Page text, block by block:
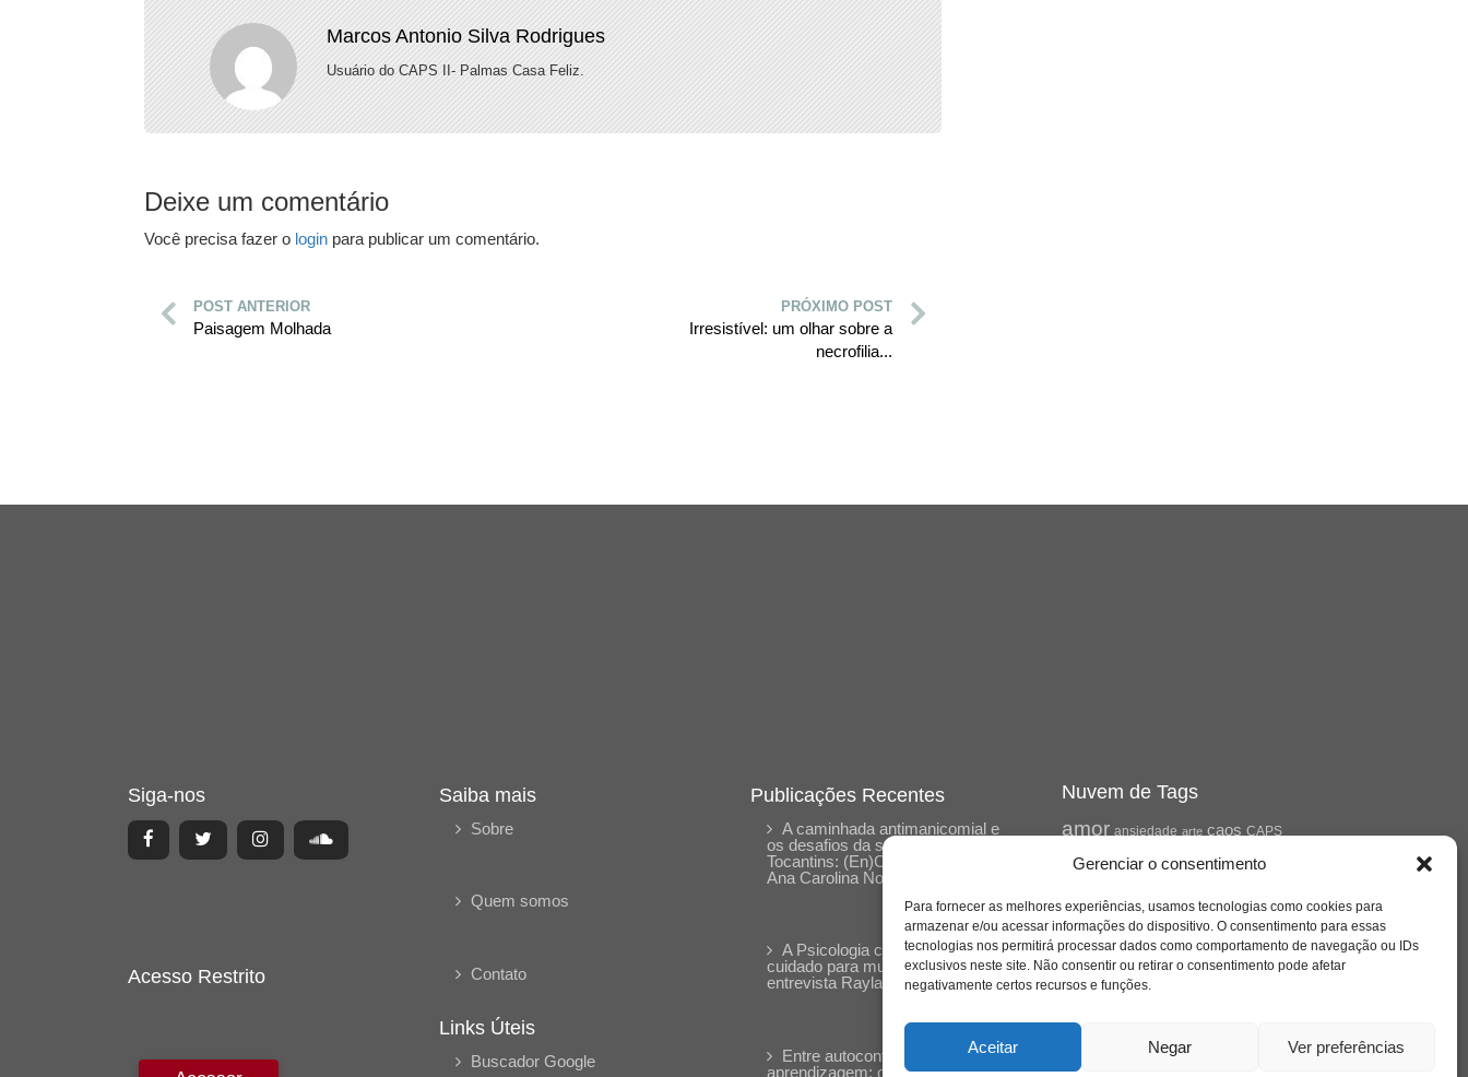
Gerenciar o consentimento
Para fornecer as melhores experiências, usamos tecnologias como cookies para
armazenar e/ou acessar informações do dispositivo. O consentimento para essas
tecnologias nos permitirá processar dados como comportamento de navegação ou IDs
exclusivos neste site. Não consentir ou retirar o consentimento pode afetar
negativamente certos recursos e funções.
Aceitar Negar Ver preferências
Marcos Antonio Silva Rodrigues
Usuário do CAPS II- Palmas Casa Feliz.
Deixe um comentário
Você precisa fazer o login para publicar um comentário.
POST ANTERIOR
Paisagem Molhada
PRÓXIMO POST
Irresistível: um olhar sobre a
necrofilia...
Siga-nos
Acesso Restrito
Saiba mais
Sobre
Quem somos
Contato
Links Úteis
Buscador Google
Publicações Recentes
A caminhada antimanicomial e
os desafios da saúde mental no
Tocantins: (En)Cena entrevista
Ana Carolina Noleto
A Psicologia como espaço de
cuidado para mulheres: (En)Cena
entrevista Rayla Soares
Entre autocontrole e
aprendizagem: o desenvolvimento
Nuvem de Tags
amor ansiedade arte caos CAPS
cinema comportamento corpo covid-19
educação família filme
freud infância insight jung liberdade livro
loucura luto maternidade morte mulher
pandemia psicanálise
psicologia
saúde saúde mental